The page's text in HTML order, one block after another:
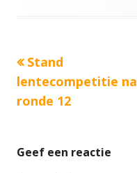
Bericht
navigatie
Vorige
bericht:
Stand
lentecompetitie na
ronde 12
Geef een reactie